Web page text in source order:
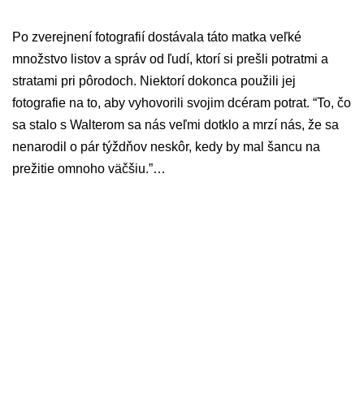
Po zverejnení fotografií dostávala táto matka veľké
množstvo listov a správ od ľudí, ktorí si prešli potratmi a
stratami pri pôrodoch. Niektorí dokonca použili jej
fotografie na to, aby vyhovorili svojim dcéram potrat. “To, čo
sa stalo s Walterom sa nás veľmi dotklo a mrzí nás, že sa
nenarodil o pár týždňov neskôr, kedy by mal šancu na
prežitie omnoho väčšiu.”…